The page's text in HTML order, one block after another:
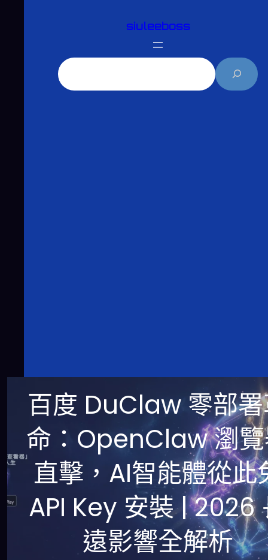
siuleeboss
百度 DuClaw 零部
命：OpenClaw 瀏
直擊，AI智能體從此
API Key 安裝 | 2026
遠影響全解析